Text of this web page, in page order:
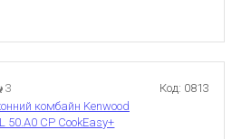
3 Код: 0813